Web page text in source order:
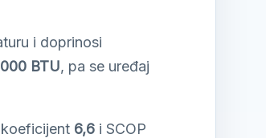
i doprinosi
BTU, pa se uređaj
koeficijent 6,6 i SCOP